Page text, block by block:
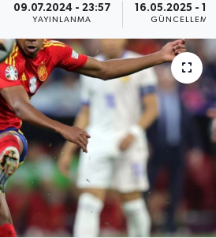
09.07.2024 - 23:57
YAYINLANMA
16.05.2025 -
GÜNCELLEME